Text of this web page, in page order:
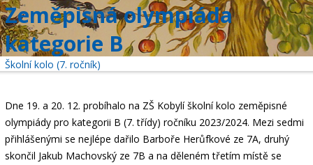
Volný čas
Kontakt
Akce
žákovská knížka
objednání obědů
Zeměpisná olympiáda
kategorie B
Školní kolo (7. ročník)
Dne 19. a 20. 12. probíhalo na ZŠ Kobylí školní kolo zeměpisné
olympiády pro kategorii B (7. třídy) ročníku 2023/2024. Mezi sedmi
přihlášenými se nejlépe dařilo Barboře Herůfkové ze 7A, druhý
skončil Jakub Machovský ze 7B a na děleném třetím místě se